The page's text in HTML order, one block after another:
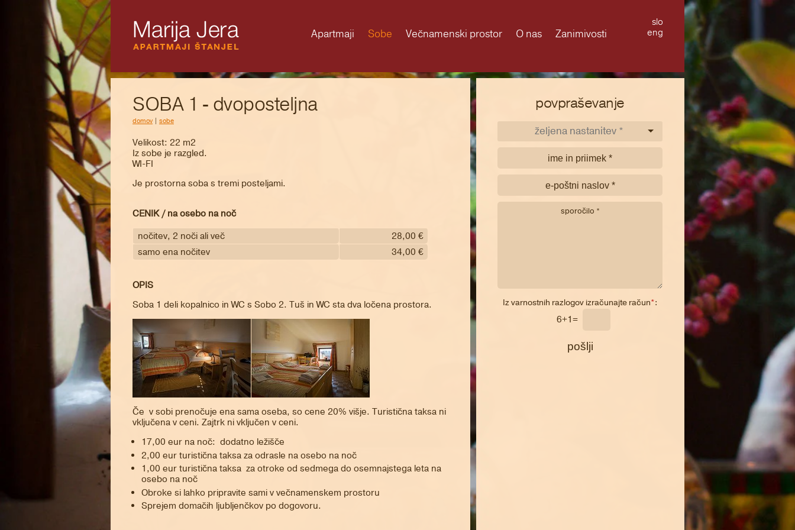
slo
eng
Zanimivosti
O nas
Večnamenski prostor
Sobe
Apartmaji
SOBA 1 - dvoposteljna
domov sobe
Velikost: 22 m2
Iz sobe je razgled.
WI-FI
Je prostorna soba s tremi posteljami.
CENIK / na osebo na noč
nočitev, 2 noči ali več
28,00 €
samo ena nočitev
34,00 €
OPIS
Soba 1 deli kopalnico in WC s Sobo 2. Tuš in WC sta dva ločena prostora.
Če v sobi prenočuje ena sama oseba, so cene 20% višje. Turistična taksa ni
vključena v ceni. Zajtrk ni vključen v ceni.
17,00 eur na noč: dodatno ležišče
2,00 eur turistična taksa za odrasle na osebo na noč
1,00 eur turistična taksa za otroke od sedmega do osemnajstega leta na
osebo na noč
Obroke si lahko pripravite sami v večnamenskem prostoru
Sprejem domačih ljubljenčkov po dogovoru.
povpraševanje
Iz varnostnih razlogov izračunajte račun*:
6+1=